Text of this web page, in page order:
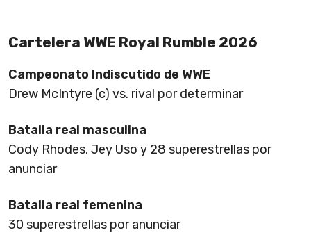
Cartelera WWE Royal Rumble 2026
Campeonato Indiscutido de WWE
Drew McIntyre (c) vs. rival por determinar
Batalla real masculina
Cody Rhodes, Jey Uso y 28 superestrellas por
anunciar
Batalla real femenina
30 superestrellas por anunciar